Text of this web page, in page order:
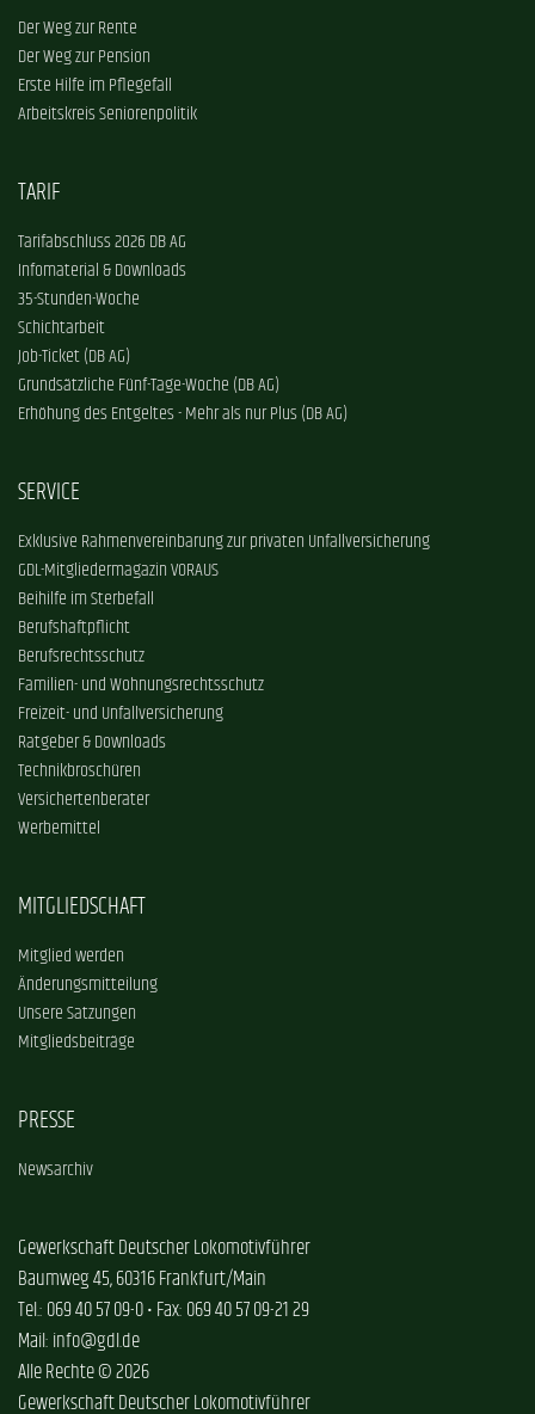
Der Weg zur Rente
Der Weg zur Pension
Erste Hilfe im Pflegefall
Arbeitskreis Seniorenpolitik
TARIF
Tarifabschluss 2026 DB AG
Infomaterial & Downloads
35-Stunden-Woche
Schichtarbeit
Job-Ticket (DB AG)
Grundsätzliche Fünf-Tage-Woche (DB AG)
Erhöhung des Entgeltes - Mehr als nur Plus (DB AG)
SERVICE
Exklusive Rahmenvereinbarung zur privaten Unfallversicherung
GDL-Mitgliedermagazin VORAUS
Beihilfe im Sterbefall
Berufshaftpflicht
Berufsrechtsschutz
Familien- und Wohnungsrechtsschutz
Freizeit- und Unfallversicherung
Ratgeber & Downloads
Technikbroschüren
Versichertenberater
Werbemittel
MITGLIEDSCHAFT
Mitglied werden
Änderungsmitteilung
Unsere Satzungen
Mitgliedsbeiträge
PRESSE
Newsarchiv
Gewerkschaft Deutscher Lokomotivführer
Baumweg 45, 60316 Frankfurt/Main
Tel.: 069 40 57 09-0 • Fax: 069 40 57 09-21 29
Mail: info@gdl.de
Alle Rechte © 2026
Gewerkschaft Deutscher Lokomotivführer